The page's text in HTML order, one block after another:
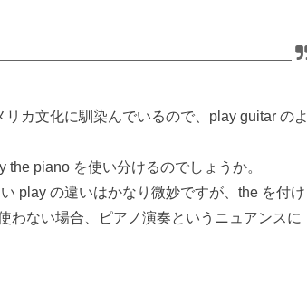
カ文化に馴染んでいるので、play guitar のよ
piano を使い分けるのでしょうか。
play の違いはかなり微妙ですが、the を付け
わない場合、ピアノ演奏というニュアンスに